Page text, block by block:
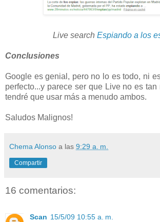
Live search Espiando a los
Conclusiones
Google es genial, pero no lo es todo, ni
perfecto...y parece ser que Live no es
tendré que usar más a menudo ambos.
Saludos Malignos!
Chema Alonso a las 9:29 a. m.
Compartir
16 comentarios:
Scan 15/5/09 10:55 a. m.